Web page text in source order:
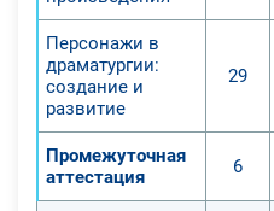
Персонажи в
драматургии:
создание и
развитие
29
Промежуточная
аттестация
6